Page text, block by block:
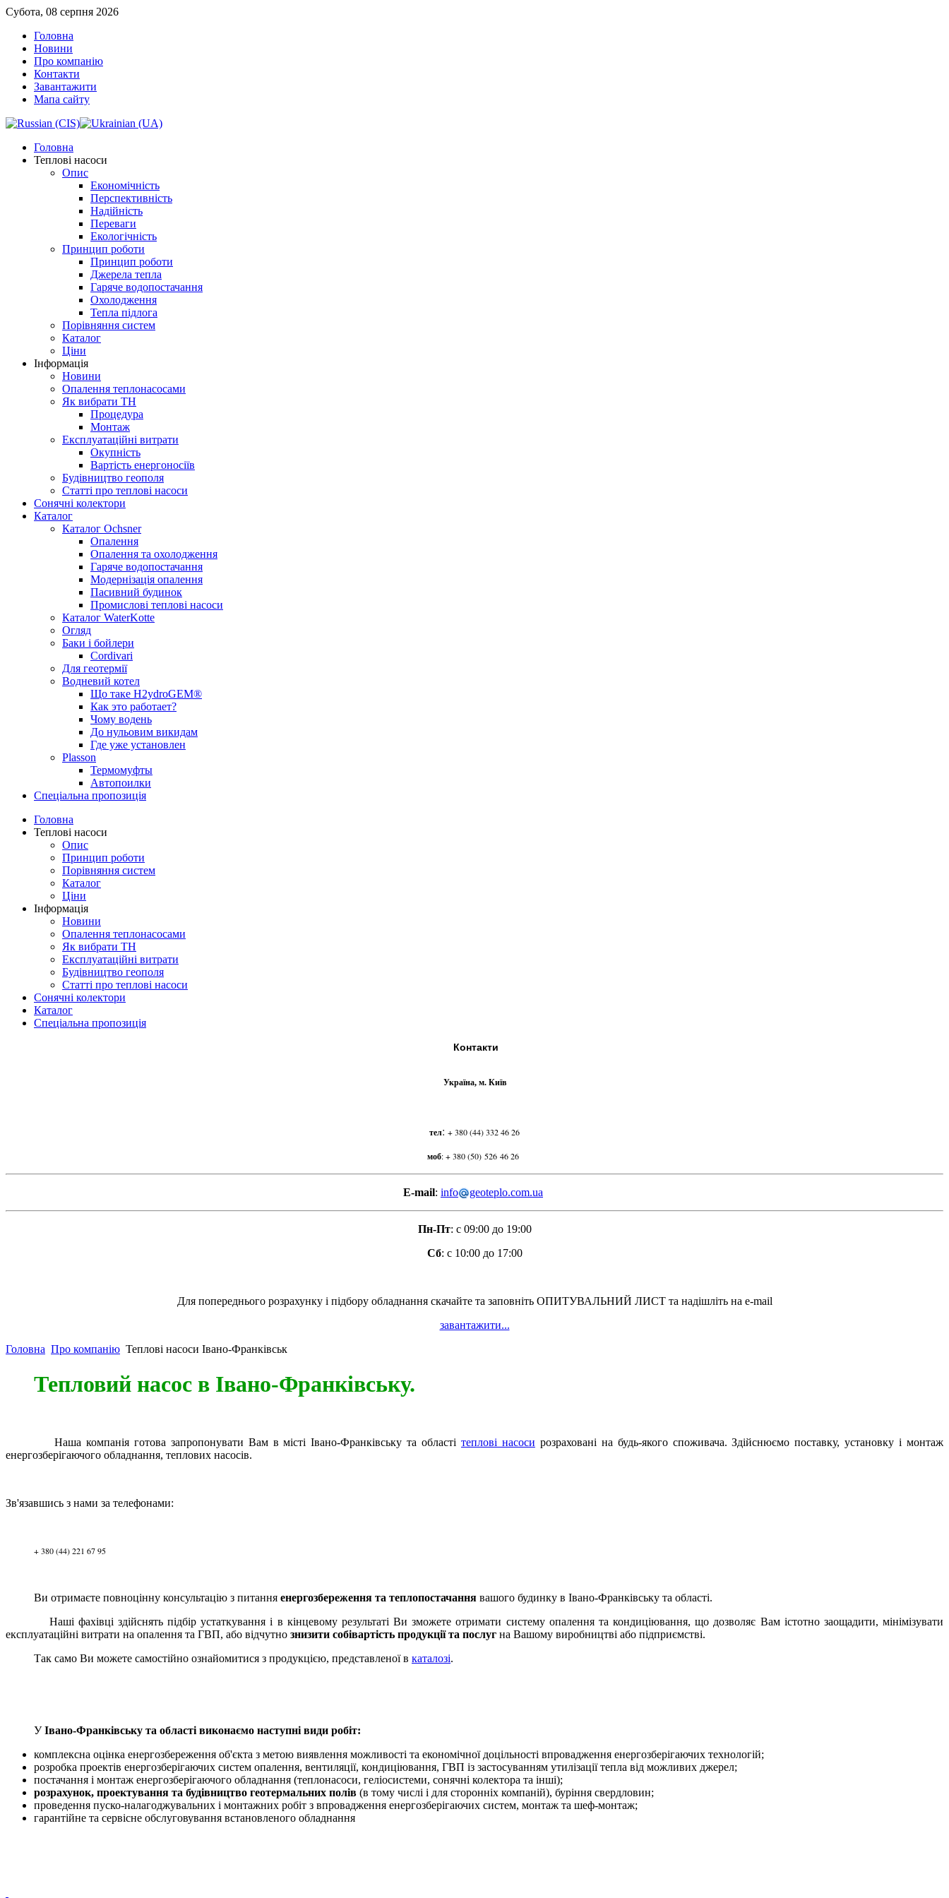
Субота, 08 серпня 2026
Головна
Новини
Про компанію
Контакти
Завантажити
Мапа сайту
Головна
Теплові насоси
Опис
Економічність
Перспективність
Надійність
Переваги
Екологічність
Принцип роботи
Принцип роботи
Джерела тепла
Гаряче водопостачання
Охолодження
Тепла підлога
Порівняння систем
Каталог
Ціни
Інформація
Новини
Опалення теплонасосами
Як вибрати ТН
Процедура
Монтаж
Експлуатаційні витрати
Окупність
Вартість енергоносіїв
Будівництво геополя
Статті про теплові насоси
Сонячні колектори
Каталог
Каталог Ochsner
Опалення
Опалення та охолодження
Гаряче водопостачання
Модернізація опалення
Пасивний будинок
Промислові теплові насоси
Каталог WaterKotte
Огляд
Баки і бойлери
Cordivari
Для геотермії
Водневий котел
Що таке H2ydroGEM®
Как это работает?
Чому водень
До нульовим викидам
Где уже установлен
Plasson
Термомуфты
Автопоилки
Спеціальна пропозиція
Головна
Теплові насоси
Опис
Принцип роботи
Порівняння систем
Каталог
Ціни
Інформація
Новини
Опалення теплонасосами
Як вибрати ТН
Експлуатаційні витрати
Будівництво геополя
Статті про теплові насоси
Сонячні колектори
Каталог
Спеціальна пропозиція
Контакти
Україна, м. Київ
тел: + 380 (44) 332 46 26
моб:+ 380 (50) 526 46 26
E-mail: info geoteplo.com.ua
Пн-Пт: с 09:00 до 19:00
Сб: с 10:00 до 17:00
Для попереднього розрахунку і підбору обладнання скачайте та заповніть ОПИТУВАЛЬНИЙ ЛИСТ та надішліть на e-mail
завантажити...
Головна Про компанію Теплові насоси Івано-Франківськ
Тепловий насос в Івано-Франківську.
Наша компанія готова запропонувати Вам в місті Івано-Франківську та області теплові насоси розраховані на будь-якого споживача. Здійснюємо поставку, установку і монтаж
енергозберігаючого обладнання, теплових насосів.
Зв'язавшись з нами за телефонами:
+ 380 (44) 221 67 95
Ви отримаєте повноцінну консультацію з питання енергозбереження та теплопостачання вашого будинку в Івано-Франківську та області.
Наші фахівці здійснять підбір устаткування і в кінцевому результаті Ви зможете отримати систему опалення та кондиціювання, що дозволяє Вам істотно заощадити, мінімізувати
експлуатаційні витрати на опалення та ГВП, або відчутно знизити собівартість продукції та послуг на Вашому виробництві або підприємстві.
Так само Ви можете самостійно ознайомитися з продукцією, представленої в каталозі.
УІвано-Франківську та області виконаємо наступні види робіт:
комплексна оцінка енергозбереження об'єкта з метою виявлення можливості та економічної доцільності впровадження енергозберігаючих технологій;
розробка проектів енергозберігаючих систем опалення, вентиляції, кондиціювання, ГВП із застосуванням утилізації тепла від можливих джерел;
постачання і монтаж енергозберігаючого обладнання (теплонасоси, геліосистеми, сонячні колектора та інші);
розрахунок, проектування та будівництво геотермальних полів (в тому числі і для сторонніх компаній), буріння свердловин;
проведення пуско-налагоджувальних і монтажних робіт з впровадження енергозберігаючих систем, монтаж та шеф-монтаж;
гарантійне та сервісне обслуговування встановленого обладнання